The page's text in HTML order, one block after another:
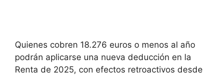
Quienes cobren 18.276 euros o menos al año
podrán aplicarse una nueva deducción en la
Renta de 2025, con efectos retroactivos desde